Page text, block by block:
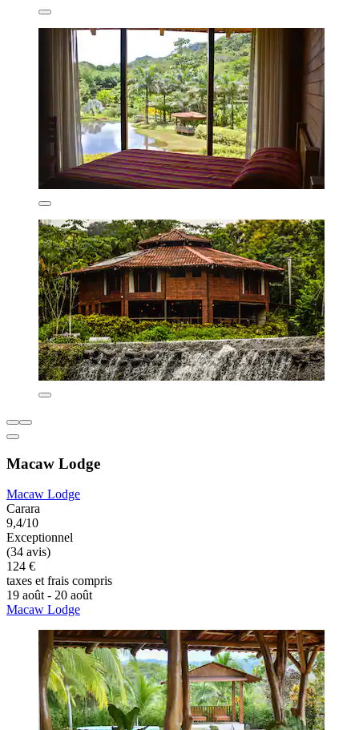
Macaw Lodge
Macaw Lodge
Carara
9,4/10
Exceptionnel
(34 avis)
124 €
taxes et frais compris
19 août - 20 août
Macaw Lodge